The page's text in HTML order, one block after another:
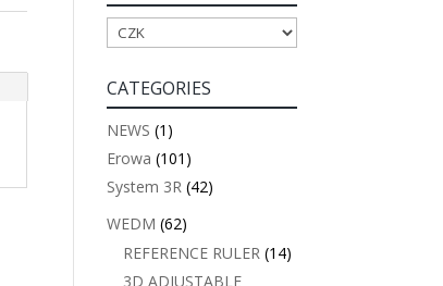
CATEGORIES
NEWS (1)
Erowa (101)
System 3R (42)
WEDM (62)
REFERENCE RULER (14)
3D ADJUSTABLE